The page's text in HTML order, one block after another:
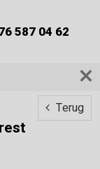
587 04 62
Terug